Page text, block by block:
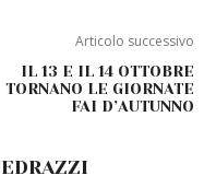
Articolo successivo
IL 13 E IL 14 OTTOBRE
TORNANO LE GIORNATE
FAI D’AUTUNNO